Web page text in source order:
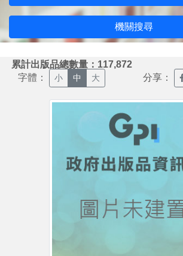
機關搜尋
累計出版品總數量：117,872
字體： 小 中 大 分享：